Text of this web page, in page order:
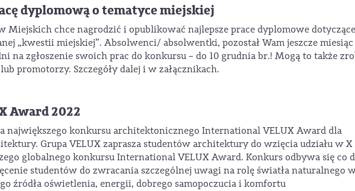
dyplomową o tematyce miejskiej
Miejskich chce nagrodzić i opublikować najlepsze prace dyplomowe dotyczące
„kwestii miejskiej”. Absolwenci/ absolwentki, pozostał Wam jeszcze
na zgłoszenie swoich prac do konkursu – do 10 grudnia br.! Mogą to także
promotorzy. Szczegóły dalej i w załącznikach.
Award 2022
największego konkursu architektonicznego International VELUX Award dla
Grupa VELUX zaprasza studentów architektury do wzięcia udziału w X
globalnego konkursu International VELUX Award. Konkurs odbywa się co
studentów do zwracania szczególnej uwagi na rolę światła naturalnego
źródła oświetlenia, energii, dobrego samopoczucia i komfortu